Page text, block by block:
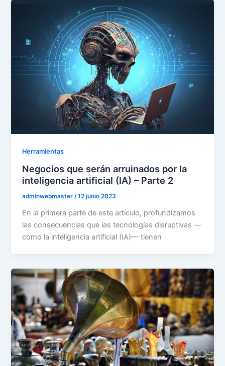
Herramientas
Negocios que serán arruinados por la
inteligencia artificial (IA) – Parte 2
adminwebmaster/12 junio 2023
En la primera parte de este artículo, profundizamos
las consecuencias que las tecnologías disruptivas —
como la inteligencia artificial (IA)— tienen